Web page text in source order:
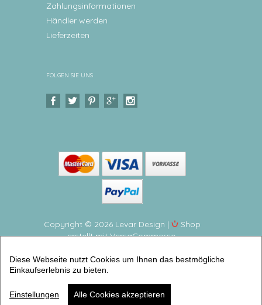
Zahlungsinformationen
Händler werden
Lieferzeiten
FOLGEN SIE UNS
Copyright © 2026 Levar Design |
Shop
erstellt mit VersaCommerce.
4 teilig Melamingeschirr BPA frei, hergestellt in
Deutschland (4er Geschirrset) | Artikelnummer: 5252-
3874-7084 -4
Diese Webseite nutzt Cookies um Ihnen das bestmögliche
Einkaufserlebnis zu bieten.
Einstellungen Alle Cookies akzeptieren